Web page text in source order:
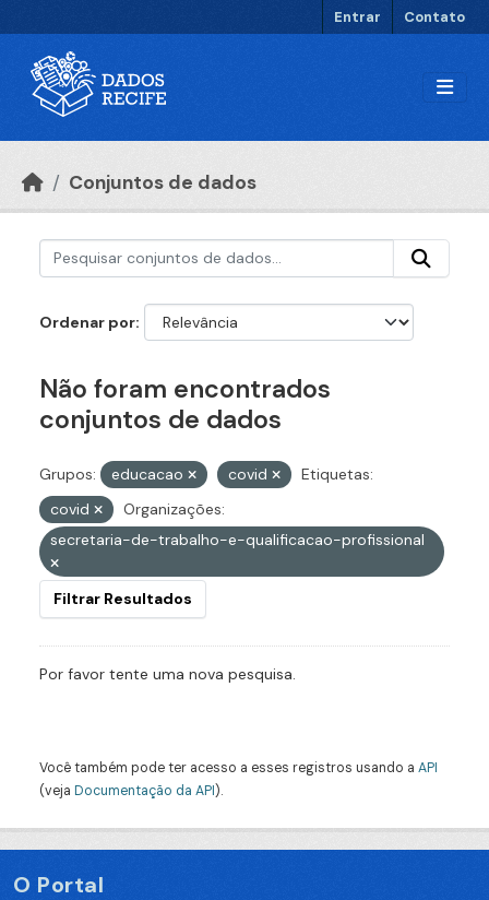
Entrar Contato
Conjuntos de dados
Ordenar por
Não foram encontrados
conjuntos de dados
Grupos: educacao covid
Etiquetas:
covid
Organizações:
secretaria-de-trabalho-e-qualificacao-profissional
Filtrar Resultados
Por favor tente uma nova pesquisa.
Você também pode ter acesso a esses registros usando a API
(veja Documentação da API).
O Portal